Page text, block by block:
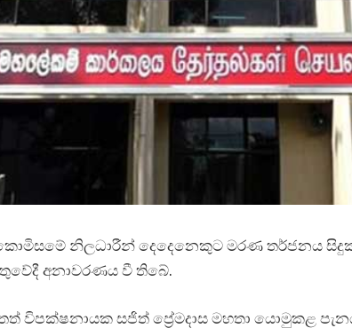
නිලධාරීන් දෙදෙනෙකුට මරණ තර්ජනය
අනාවරණය වී තිබේ.
විපක්ෂනායක සජිත් ප්‍රේමදාස මහතා යොමුකළ